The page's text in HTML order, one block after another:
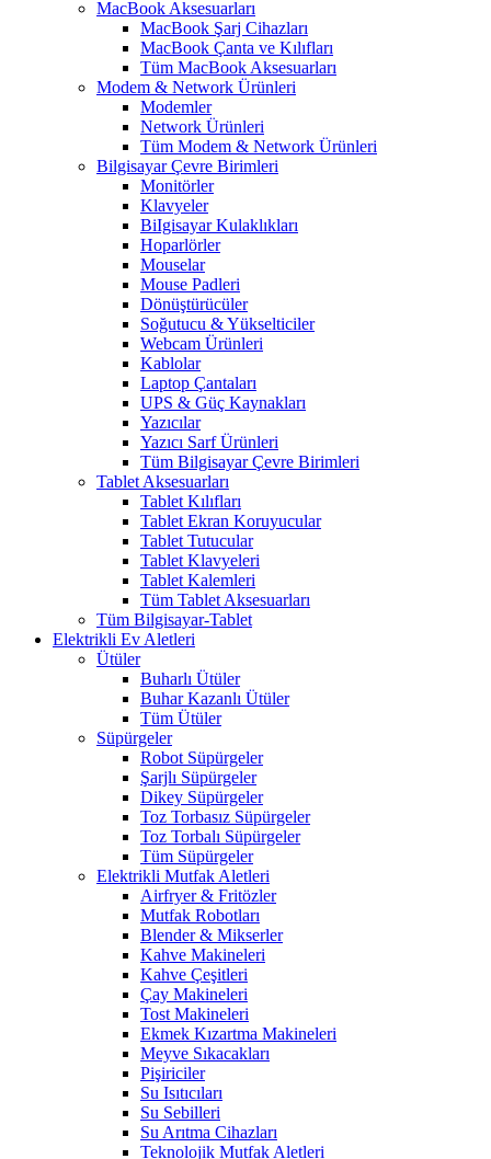
MacBook Aksesuarları
MacBook Şarj Cihazları
MacBook Çanta ve Kılıfları
Tüm MacBook Aksesuarları
Modem & Network Ürünleri
Modemler
Network Ürünleri
Tüm Modem & Network Ürünleri
Bilgisayar Çevre Birimleri
Monitörler
Klavyeler
BiIgisayar Kulaklıkları
Hoparlörler
Mouselar
Mouse Padleri
Dönüştürücüler
Soğutucu & Yükselticiler
Webcam Ürünleri
Kablolar
Laptop Çantaları
UPS & Güç Kaynakları
Yazıcılar
Yazıcı Sarf Ürünleri
Tüm Bilgisayar Çevre Birimleri
Tablet Aksesuarları
Tablet Kılıfları
Tablet Ekran Koruyucular
Tablet Tutucular
Tablet Klavyeleri
Tablet Kalemleri
Tüm Tablet Aksesuarları
Tüm Bilgisayar-Tablet
Elektrikli Ev Aletleri
Ütüler
Buharlı Ütüler
Buhar Kazanlı Ütüler
Tüm Ütüler
Süpürgeler
Robot Süpürgeler
Şarjlı Süpürgeler
Dikey Süpürgeler
Toz Torbasız Süpürgeler
Toz Torbalı Süpürgeler
Tüm Süpürgeler
Elektrikli Mutfak Aletleri
Airfryer & Fritözler
Mutfak Robotları
Blender & Mikserler
Kahve Makineleri
Kahve Çeşitleri
Çay Makineleri
Tost Makineleri
Ekmek Kızartma Makineleri
Meyve Sıkacakları
Pişiriciler
Su Isıtıcıları
Su Sebilleri
Su Arıtma Cihazları
Teknolojik Mutfak Aletleri